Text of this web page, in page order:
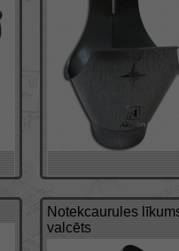
Notekcaurules
valcēts